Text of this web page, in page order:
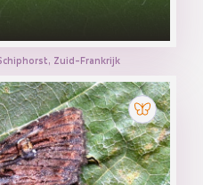
Zuid-Frankrijk